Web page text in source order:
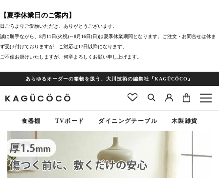
【夏季休業日のご案内】
日ごろよりご愛願いただき、ありがとうございます。
誠に勝手ながら、8月11日(火祝)～8月16日(日)は夏季休業期間となります。ご注文・お問合せは休ま
ず受け付けておりますが、ご対応は17日以降になります。
ご不便お掛けいたしますが、何卒よろしくお願い申し上げます。
あらゆるオーダーの箱物を扱う、大川技術の編集社『KAGÜCÖCO』
KAGÜCÖCÖ
食器棚 TVボード ダイニングテーブル 木製雑貨